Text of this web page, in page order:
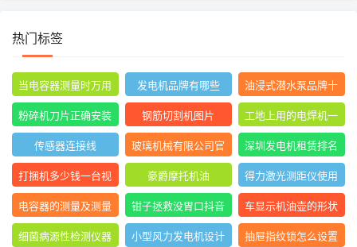
热门标签
当电容器测量时万用
表指针摆动后停止不
动
发电机品牌有哪些
油浸式潜水泵品牌十
大排名
粉碎机刀片正确安装
方法图
钢筋切割机图片
工地上用的电焊机一
般是直流还是交流
传感器连接线
玻璃机械有限公司官
网
深圳发电机租赁排名
前十
打捆机多少钱一台视
频
豪爵摩托机油
得力激光测距仪使用
方法
电容器的测量及测量
结果怎么写
钳子拯救没胃口抖音
车显示机油壶的形状
是什么意思
细菌病源性检测仪器
小型风力发电机设计
抽屉指纹锁怎么设置